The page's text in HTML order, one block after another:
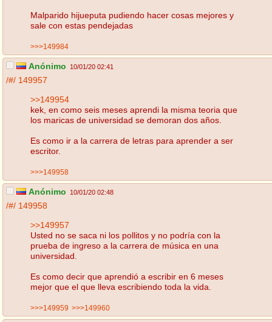
Malparido hijueputa pudiendo hacer cosas mejores y
sale con estas pendejadas
>>>149984
Anónimo 10/01/20 02:41
/#/ 149957
>>149954
kek, en como seis meses aprendi la misma teoria que
los maricas de universidad se demoran dos años.
Es como ir a la carrera de letras para aprender a ser
escritor.
>>>149958
Anónimo 10/01/20 02:48
/#/ 149958
>>149957
Usted no se saca ni los pollitos y no podría con la
prueba de ingreso a la carrera de música en una
universidad.
Es como decir que aprendió a escribir en 6 meses
mejor que el que lleva escribiendo toda la vida.
>>>149959 >>>149960